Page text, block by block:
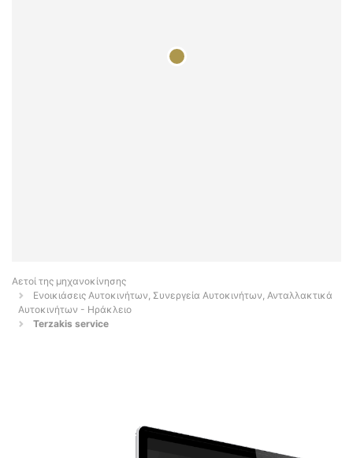
Αετοί της μηχανοκίνησης
Ενοικιάσεις Αυτοκινήτων, Συνεργεία Αυτοκινήτων, Ανταλλακτικά
Αυτοκινήτων - Ηράκλειο
Terzakis service